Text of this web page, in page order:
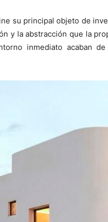
su principal objeto de
y la abstracción que la
inmediato acaban